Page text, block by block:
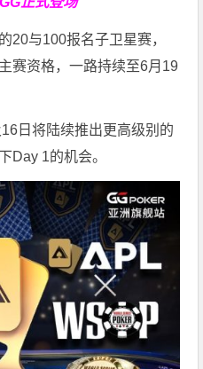
20与100报名子卫星赛，
赛资格，一路持续至6月19
日将陆续推出更高级别的
Day 1的机会。